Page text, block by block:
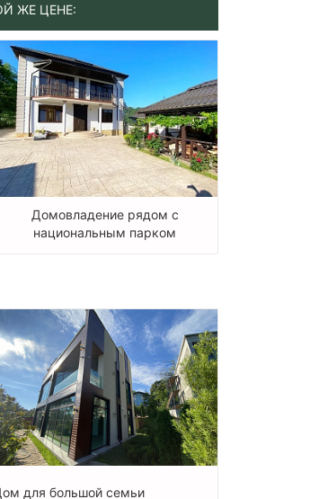
ЖЕ ЦЕНЕ:
Домовладение рядом с
национальным парком
для большой семьи